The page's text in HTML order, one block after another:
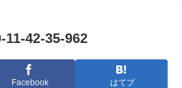
11-42-35-962
Facebook はてブ